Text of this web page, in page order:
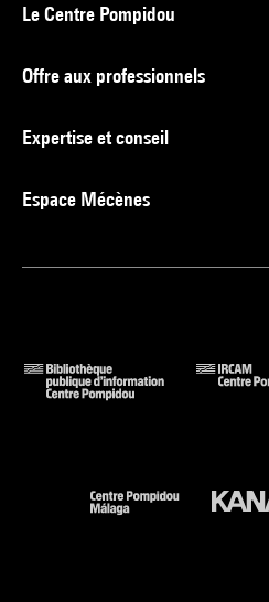
Le Centre Pompidou
Offre aux professionnels
Expertise et conseil
Espace Mécènes